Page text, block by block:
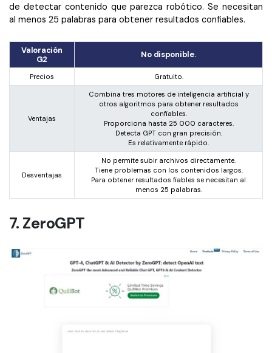
de detectar contenido que parezca robótico. Se necesitan
al menos 25 palabras para obtener resultados confiables.
Valoración
G2
No disponible.
Precios Gratuito.
Ventajas
Combina tres motores de inteligencia artificial y
otros algoritmos para obtener resultados
confiables.
Proporciona hasta 25 000 caracteres.
Detecta GPT con gran precisión.
Es relativamente rápido.
Desventajas
No permite subir archivos directamente.
Tiene problemas con los contenidos largos.
Para obtener resultados fiables se necesitan al
menos 25 palabras.
7. ZeroGPT